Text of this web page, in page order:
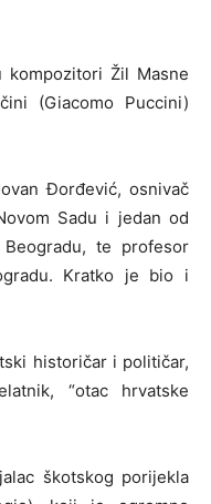
kompozitori Žil Masne
(Giacomo Puccini)
Đorđević, osnivač
Sadu i jedan od
te profesor
Kratko je bio i
historičar i političar,
“otac hrvatske
škotskog porijekla